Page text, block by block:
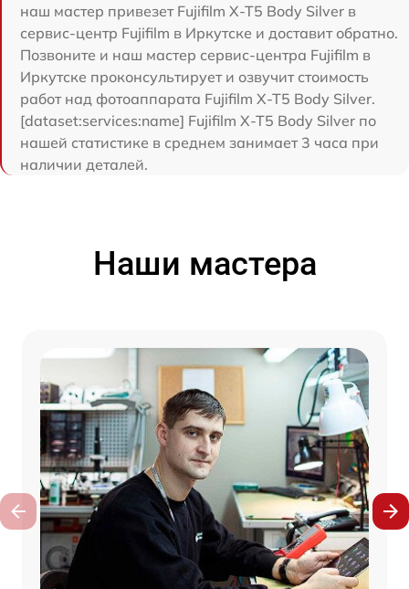
наш мастер привезет Fujifilm X-T5 Body Silver в
сервис-центр Fujifilm в Иркутске и доставит обратно.
Позвоните и наш мастер сервис-центра Fujifilm в
Иркутске проконсультирует и озвучит стоимость
работ над фотоаппарата Fujifilm X-T5 Body Silver.
[dataset:services:name] Fujifilm X-T5 Body Silver по
нашей статистике в среднем занимает 3 часа при
наличии деталей.
Наши мастера